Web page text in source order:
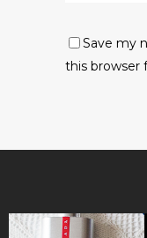
Save my
this browser